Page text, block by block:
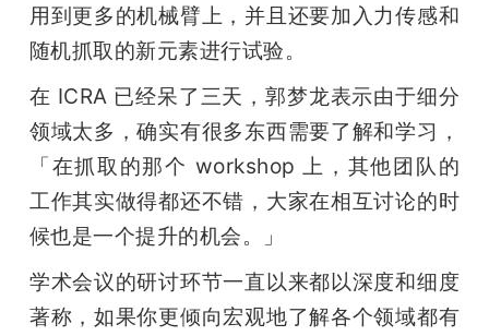
用到更多的机械臂上，并且还要加入力传感和
随机抓取的新元素进行试验。
在 ICRA 已经呆了三天，郭梦龙表示由于细分
领域太多，确实有很多东西需要了解和学习，
「在抓取的那个 workshop 上，其他团队的
工作其实做得都还不错，大家在相互讨论的时
候也是一个提升的机会。」
学术会议的研讨环节一直以来都以深度和细度
著称，如果你更倾向宏观地了解各个领域都有